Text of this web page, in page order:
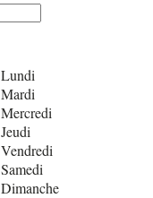
Lundi
Mardi
Mercredi
Jeudi
Vendredi
Samedi
Dimanche